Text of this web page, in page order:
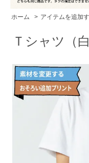
ホーム > アイテムを追加
Ｔシャツ（